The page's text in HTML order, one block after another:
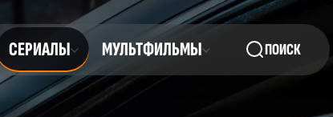
СЕРИАЛЫ МУЛЬТФИЛЬМЫ ПОИСК